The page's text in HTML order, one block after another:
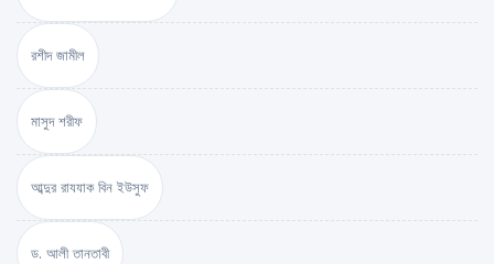
রশীদ জামীল
মাসুদ শরীফ
আব্দুর রাযযাক বিন ইউসুফ
ড. আলী তানতাবী